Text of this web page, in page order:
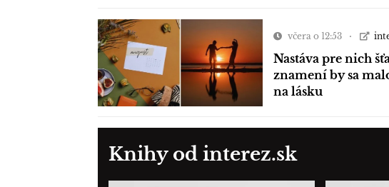
včera o 12:53
Nastáva pre nich
znamení by sa
na lásku
Knihy od interez.sk